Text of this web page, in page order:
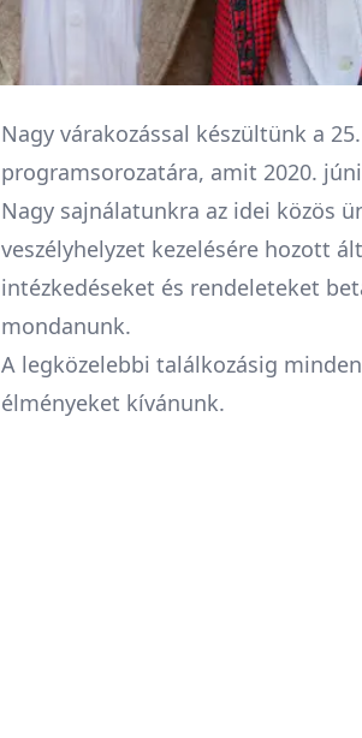
Nagy várakozással készültünk a
programsorozatára, amit 2020.
Nagy sajnálatunkra az idei közös
veszélyhelyzet kezelésére hozott
intézkedéseket és rendeleteket
mondanunk.
A legközelebbi találkozásig
élményeket kívánunk.